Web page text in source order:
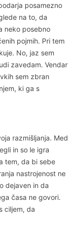
posamezno
na to, da
neko posebno
pojmih. Pri tem
No, jaz sem
zavedam. Vendar
sem zbran
ki ga s
razmišljanja. Med
in so le igra
tem, da bi sebe
nastrojenost ne
dejaven in da
časa ne govori.
ciljem, da